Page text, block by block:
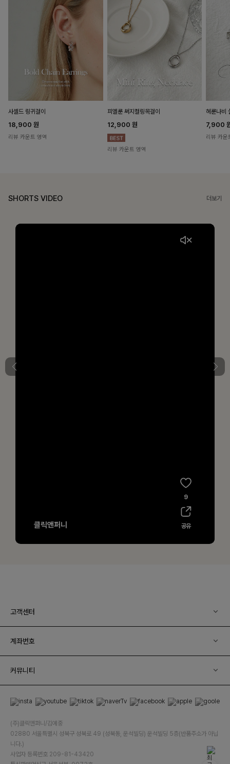
사셀드 링귀걸이
18,900 원
리뷰 카운트 영역
피엘룬 써지컬링목걸이
12,900 원
리뷰 카운트 영역
헤룬나비
7,900
리뷰 카운
SHORTS VIDEO 더보기
고객센터
계좌번호
커뮤니티
(주)클릭앤퍼니/김예중
02880 서울특별시 성북구 성북로 49 (성북동, 운석빌딩) 운석빌딩 5층(반품주소가 아닙
니다.)
사업자 등록번호 209-81-43420